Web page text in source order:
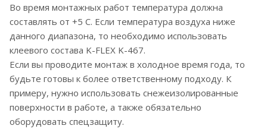
Во время монтажных работ температура должна
составлять от +5 С. Если температура воздуха ниже
данного диапазона, то необходимо использовать
клеевого состава K-FLEX K-467.
Если вы проводите монтаж в холодное время года, то
будьте готовы к более ответственному подходу. К
примеру, нужно использовать снежеизолированные
поверхности в работе, а также обязательно
оборудовать спецзащиту.